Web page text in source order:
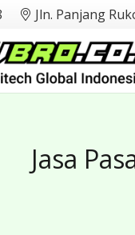
Jln. Panjang
Jasa